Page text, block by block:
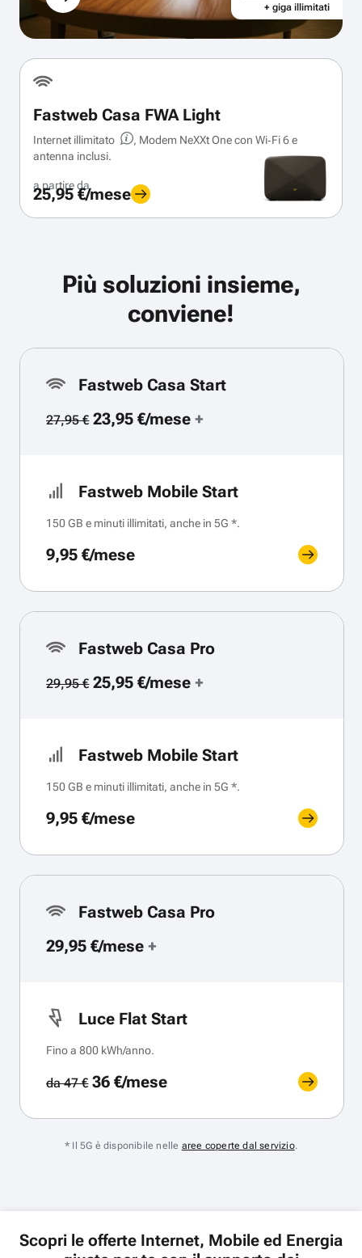
+ giga illimitati
Fastweb Casa FWA Light
Internet illimitato
, Modem NeXXt One con Wi‑Fi 6 e
antenna inclusi.
a partire da
25,95 €/mese
Più soluzioni insieme,
conviene!
Fastweb Casa Start
27,95 €23,95 €/mese+
Fastweb Mobile Start
150 GB e minuti illimitati, anche in 5G *.
9,95 €/mese
Fastweb Casa Pro
29,95 €25,95 €/mese+
Fastweb Mobile Start
150 GB e minuti illimitati, anche in 5G *.
9,95 €/mese
Fastweb Casa Pro
29,95 €/mese +
Luce Flat Start
Fino a 800 kWh/anno.
da 47 €36 €/mese
* Il 5G è disponibile nelle aree coperte dal servizio.
Scopri le offerte Internet, Mobile ed Energia